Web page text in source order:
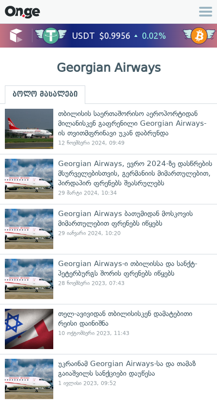
Georgian Airways
ბოლო მასალები
თბილისის საერთაშორისო აეროპორტიდან
მილანისკენ გაფრენილი Georgian Airways-
ის ​თვითმფრინავი უკან დაბრუნდა
12 ნოემბერი 2024, 09:49
Georgian Airways, ევრო 2024-ზე დასწრების
მსურველებისთვის, გერმანიის მიმართულებით,
პირდაპირ ფრენებს შეასრულებს
29 მარტი 2024, 10:34
Georgian Airways ბათუმიდან მოსკოვის
მიმართულებით ფრენებს იწყებს
29 იანვარი 2024, 10:20
Georgian Airways-ი თბილისსა და სანქტ-
პეტერბურგს შორის ფრენებს იწყებს
28 ნოემბერი 2023, 07:43
თელ-ავივიდან თბილისისკენ დამატებითი
რეისი დაინიშნა
10 ოქტომბერი 2023, 11:43
უკრაინამ Georgian Airways-სა და თამაზ
გაიაშვილს სანქციები დაუწესა
1 ივლისი 2023, 09:52